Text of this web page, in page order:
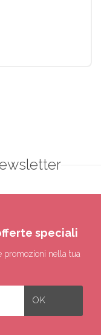
speciali
promozioni nella tua